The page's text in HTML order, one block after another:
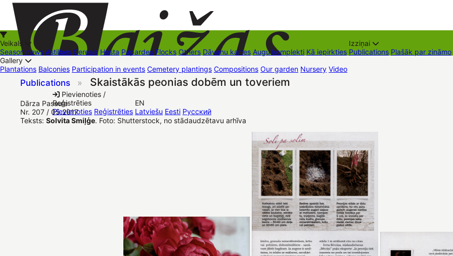
+37126545879 baizas@baizas.lv
Stādu grozs
Pievienoties /
Reģistrēties
Pievienoties Reģistrēties
EN
Latviešu Eesti Русский
Veikals
Season news Astilbes Cereals Hosta Papardes Flocks Others Dāvanu kartes Augu komplekti Kā iepirkties
Izziņai
Publications Plašāk par zināmo
Gallery
Plantations Balconies Participation in events Cemetery plantings Compositions Our garden Nursery Video
Publications » Skaistākās peonias dobēm un toveriem
Dārza Pasaule
Nr. 207 / 05.2017
Teksts: Solvita Smiļģe. Foto: Shutterstock, no stādaudzētavu arhīva